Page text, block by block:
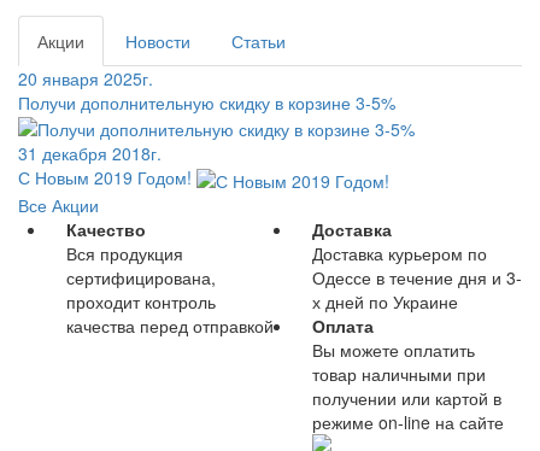
Акции Новости
Статьи
20 января 2025г.
Получи дополнительную скидку в корзине 3-5%
31 декабря 2018г.
С Новым 2019 Годом!
Все Акции
Качество
Вся продукция
сертифицирована,
проходит контроль
качества перед отправкой
Доставка
Доставка курьером по
Одессе в течение дня и 3-
х дней по Украине
Оплата
Вы можете оплатить
товар наличными при
получении или картой в
режиме on-line на сайте